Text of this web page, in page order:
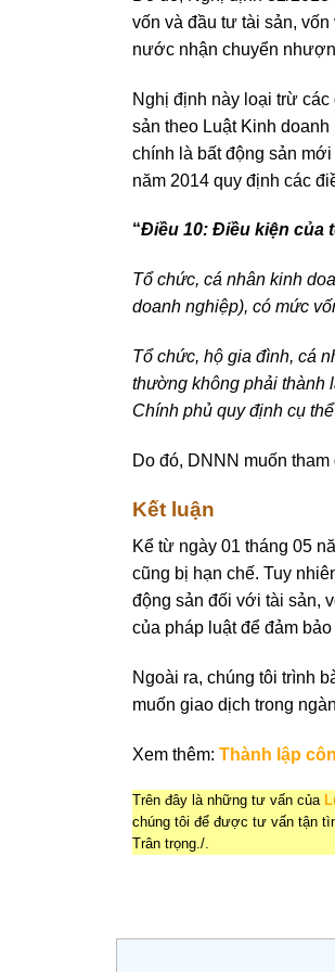
vốn và đầu tư tài sản,
nước nhận chuyển
Nghị định này loại trừ
sản theo Luật Kinh
chính là bất động sản
năm 2014 quy định các
“Điều 10: Điều kiện của
Tổ chức, cá nhân kinh
doanh nghiệp), có mức
Tổ chức, hộ gia đình, cá
thường không phải thành
Chính phủ quy định cụ
Do đó, DNNN muốn
Kết luận
Kể từ ngày 01 tháng 05
cũng bị hạn chế. Tuy
động sản đối với tài sản,
của pháp luật để đảm
Ngoài ra, chúng tôi trình
muốn giao dịch trong
Xem thêm: Thành lập
Trên đây là những tư vấn của
chúng tôi để được tư vấn tận
Trân trọng./.